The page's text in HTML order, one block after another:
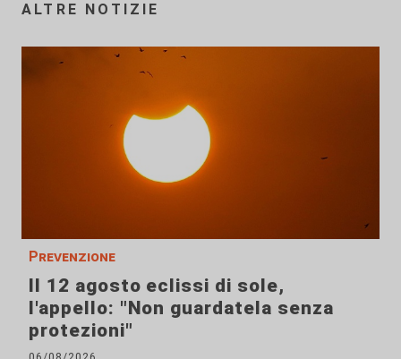
ALTRE NOTIZIE
Prevenzione
Il 12 agosto eclissi di sole,
l'appello: "Non guardatela senza
protezioni"